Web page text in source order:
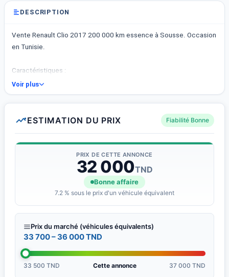
DESCRIPTION
Vente Renault Clio 2017 200 000 km essence à Sousse. Occasion
en Tunisie.
Caractéristiques :
- Renault Clio
- Année : 2017
- Kilométrage : 200 000 km
- Carburant : Essence
- Jantes aluminium
- Système de navigation
- MP3 Bluetooth
- Sièges chauffants
- Sièges en cuir
- Écran tactile
Voir plus
ESTIMATION DU PRIX Fiabilité Bonne
PRIX DE CETTE ANNONCE
32 000TND
Bonne affaire
7.2 % sous le prix d'un véhicule équivalent
Prix du marché (véhicules équivalents)
33 700 – 36 000 TND
33 500 TND Cette annonce 37 000 TND